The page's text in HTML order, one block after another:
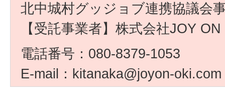
北中城村グッジョブ連携協議会
【受託事業者】株式会社JOY
電話番号：080-8379-1053
E-mail：kitanaka@joyon-oki.com